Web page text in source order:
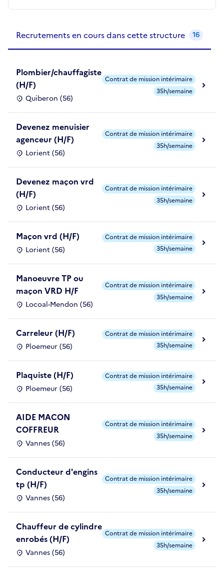
Recrutements en cours dans cette structure 16
Plombier/chauffagiste
(H/F)
Quiberon (56)
Contrat de mission intérimaire
35h/semaine
Devenez menuisier
agenceur (H/F)
Lorient (56)
Contrat de mission intérimaire
35h/semaine
Devenez maçon vrd
(H/F)
Lorient (56)
Contrat de mission intérimaire
35h/semaine
Maçon vrd (H/F)
Lorient (56)
Contrat de mission intérimaire
35h/semaine
Manoeuvre TP ou
maçon VRD H/F
Locoal-Mendon (56)
Contrat de mission intérimaire
35h/semaine
Carreleur (H/F)
Ploemeur (56)
Contrat de mission intérimaire
35h/semaine
Plaquiste (H/F)
Ploemeur (56)
Contrat de mission intérimaire
35h/semaine
AIDE MACON
COFFREUR
Vannes (56)
Contrat de mission intérimaire
35h/semaine
Conducteur d'engins
tp (H/F)
Vannes (56)
Contrat de mission intérimaire
35h/semaine
Chauffeur de cylindre
enrobés (H/F)
Vannes (56)
Contrat de mission intérimaire
35h/semaine